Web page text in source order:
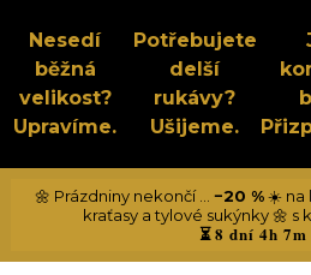
Nesedí
běžná
velikost?
Upravíme.
Potřebujete
delší
rukávy?
Ušijeme.
🌼 Prázdniny nekončí ... −20 %☀️ na
kraťasy a tylové sukýnky 🌼 s
⏳8 dní 4h 7m